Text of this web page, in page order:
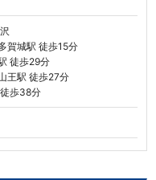
賀城駅 徒歩15分
徒歩29分
王駅 徒歩27分
歩38分